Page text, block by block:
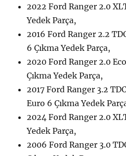
2022 Ford Ranger 2.0
Yedek Parça,
2016 Ford Ranger 2.2
6 Çıkma Yedek Parça,
2020 Ford Ranger 2.0
Çıkma Yedek Parça,
2017 Ford Ranger 3.2
Euro 6 Çıkma Yedek
2024 Ford Ranger 2.0
Yedek Parça,
2006 Ford Ranger 3.0